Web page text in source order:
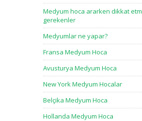
Medyum hoca ararken dikkat
gerekenler
Medyumlar ne yapar?
Fransa Medyum Hoca
Avusturya Medyum Hoca
New York Medyum Hocalar
Belçika Medyum Hoca
Hollanda Medyum Hoca